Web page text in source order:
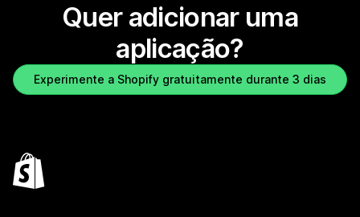
Quer adicionar uma
aplicação?
Experimente a Shopify gratuitamente durante 3 dias